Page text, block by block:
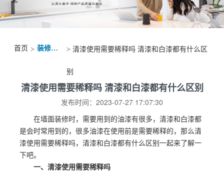
首页 > 装修资讯 > 清漆使用需要稀释吗 清漆和白漆都有什么区
别
清漆使用需要稀释吗 清漆和白漆都有什么区别
发布时间：2023-07-27 17:07:30
在墙面装修时，需要用到的油漆有很多，清漆和白漆都
是会时常用到的，很多油漆在使用前是需要稀释的，那么清
漆使用需要稀释吗，清漆和白漆都有什么区别一起来了解一
下吧。
一、清漆使用需要稀释吗